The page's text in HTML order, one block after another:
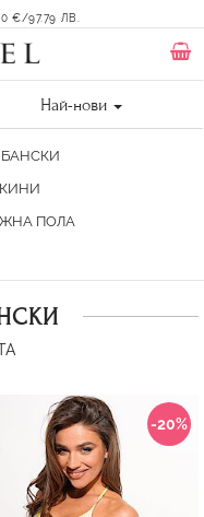
€/97.79 ЛВ.
Най-нови
БАНСКИ
ПОЛА
-20%